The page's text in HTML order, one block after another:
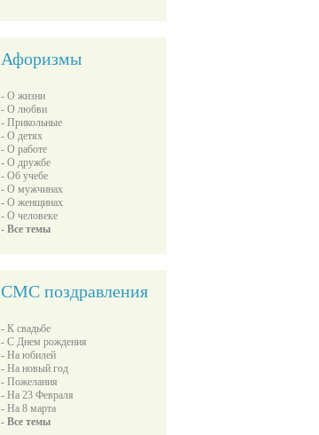
Афоризмы
- О жизни
- О любви
- Прикольные
- О детях
- О работе
- О дружбе
- Об учебе
- О мужчинах
- О женщинах
- О человеке
- Все темы
СМС поздравления
- К свадьбе
- С Днем рождения
- На юбилей
- На новый год
- Пожелания
- На 23 Февраля
- На 8 марта
- Все темы